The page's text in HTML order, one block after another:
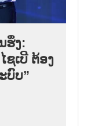
ຮຶງ:
ເບີ ຕ້ອງ
ບົບ”